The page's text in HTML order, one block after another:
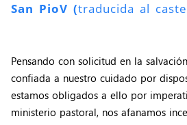
San PioV (traducida al
Pensando con solicitud en la
confiada a nuestro cuidado por
estamos obligados a ello por
ministerio pastoral, nos afanamos